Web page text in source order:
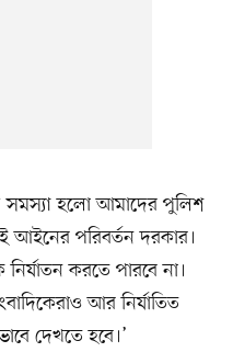
হলো আমাদের পুলিশ
আইনের পরিবর্তন দরকার।
করতে পারবে না।
আর নির্যাতিত
দেখতে হবে।’